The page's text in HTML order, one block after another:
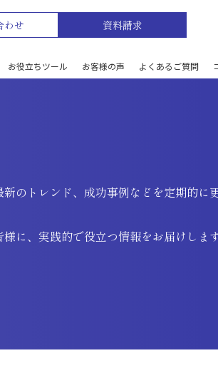
わせ 資料請求
お役立ちツール お客様の声 よくあるご質問
のトレンド、成功事例などを定期的に
に、実践的で役立つ情報をお届けします